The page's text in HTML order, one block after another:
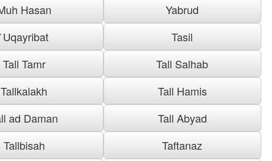
Hasan
Yabrud
`Uqayribat
Tasil
Tall Tamr
Tall Salhab
Tallkalakh
Tall Hamis
ad Daman
Tall Abyad
Tallbisah
Taftanaz